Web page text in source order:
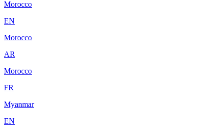
Morocco
EN
Morocco
AR
Morocco
FR
Myanmar
EN